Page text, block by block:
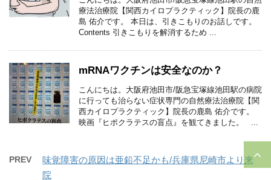
療法治療院【関西カイロプラクティック】院長の鹿
島 佑介です。 本日は、引きこもりのお話しです。
Contents 引きこもりを解消するため ...
mRNAワクチンは安全なのか？
こんにちは。大阪府池田市/阪急宝塚線池田駅の病院
に行っても治らない症状専門の自然療法治療院【関
西カイロプラクティック】院長の鹿島 佑介です。
映画『ヒポクラテスの盲点』を観てきました。 ...
PREV
味覚障害の原因は亜鉛不足かも/兵庫県尼崎市より来
院